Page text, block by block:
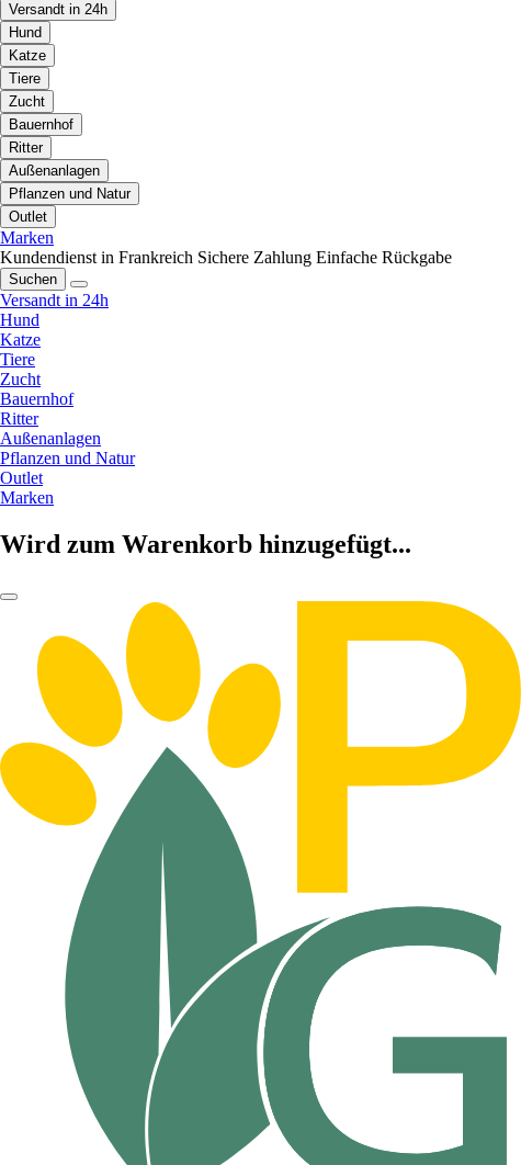
Versandt in 24h
Hund
Katze
Tiere
Zucht
Bauernhof
Ritter
Außenanlagen
Pflanzen und Natur
Outlet
Marken
Kundendienst in Frankreich Sichere Zahlung Einfache Rückgabe
Suchen
Versandt in 24h
Hund
Katze
Tiere
Zucht
Bauernhof
Ritter
Außenanlagen
Pflanzen und Natur
Outlet
Marken
Wird zum Warenkorb hinzugefügt...